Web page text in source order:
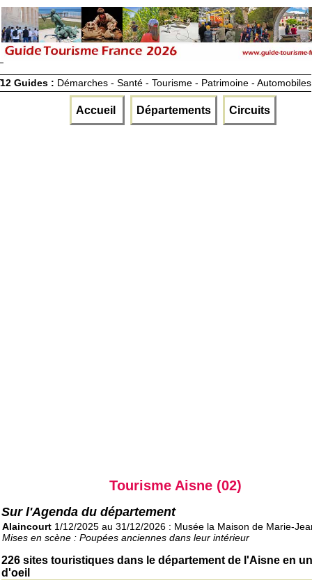
12 Guides : Démarches - Santé - Tourisme - Patrimoine - Automobiles
Accueil Départements Circuits
Tourisme Aisne (02)
Sur l'Agenda du département
Alaincourt 1/12/2025 au 31/12/2026 : Musée la Maison de Marie-
Mises en scène : Poupées anciennes dans leur intérieur
226 sites touristiques dans le département de l'Aisne en
d'oeil